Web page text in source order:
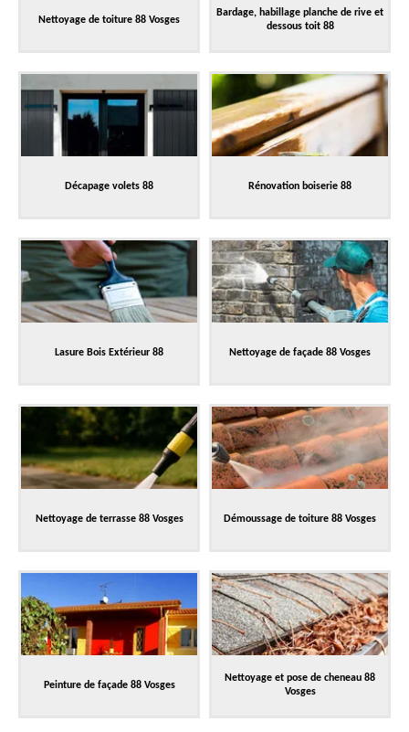
Nettoyage de toiture 88 Vosges
Bardage, habillage planche de rive et
dessous toit 88
Décapage volets 88 Rénovation boiserie 88
Lasure Bois Extérieur 88 Nettoyage de façade 88 Vosges
Nettoyage de terrasse 88 Vosges Démoussage de toiture 88 Vosges
Peinture de façade 88 Vosges
Nettoyage et pose de cheneau 88
Vosges